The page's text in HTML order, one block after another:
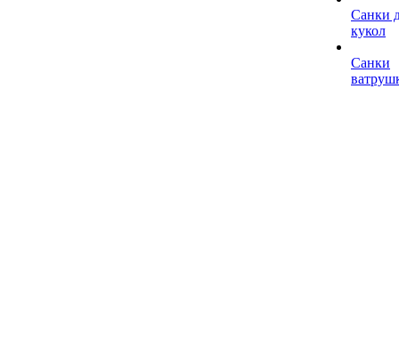
Санки
кукол
Санки